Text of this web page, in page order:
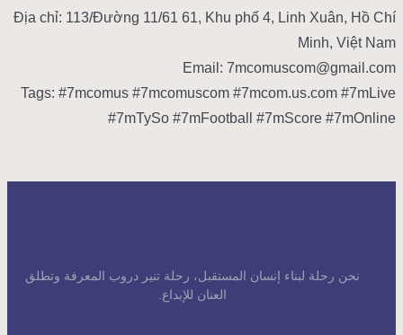
Địa chỉ: 113/Đường 11/61 61, Khu phố 4, Linh Xuân, Hồ Chí
Minh, Việt Nam
Email: 7mcomuscom@gmail.com
Tags: #7mcomus #7mcomuscom #7mcom.us.com #7mLive
#7mTySo #7mFootball #7mScore #7mOnline
نحن رحلة لبناء إنسان المستقبل، رحلة تنير دروب المعرفة وتطلق
العنان للإبداع.